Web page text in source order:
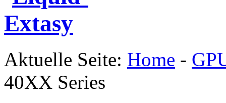
Aktuelle Seite: Home -
40XX Series